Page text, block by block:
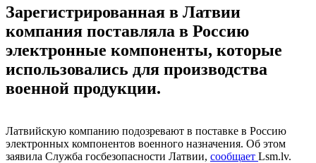
Зарегистрированная в Латвии
компания поставляла в Россию
электронные компоненты, которые
использовались для производства
военной продукции.
Латвийскую компанию подозревают в поставке в Россию
электронных компонентов военного назначения. Об этом
заявила Служба госбезопасности Латвии, сообщает Lsm.lv.